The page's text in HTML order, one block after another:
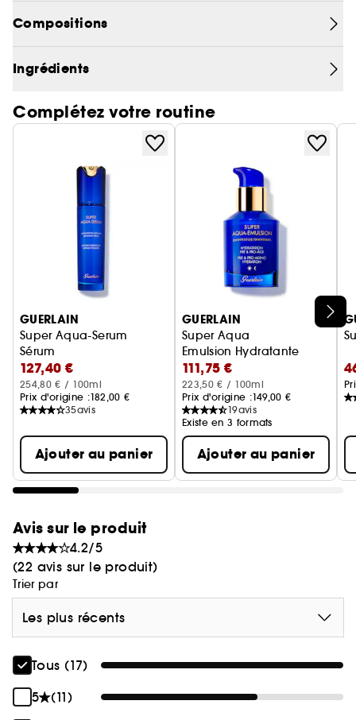
levure et Ruscus favorisant la microcirculation,
poches et cernes sont atténués. Le regard est
frais, éclatant et lisse.
Compositions
Ingrédients
Complétez votre routine
Ignorer le carrousel produits
GUERLAIN
Super Aqua-Serum
Sérum
127,40 €
254,80 € / 100ml
Prix d'origine :182,00 €
35avis
Ajouter au panier
GUERLAIN
Super Aqua
Emulsion Hydratante
111,75 €
223,50 € / 100ml
Prix d'origine :149,00 €
19avis
Existe en 3 formats
Ajouter au panier
Avis sur le produit
4.2/5
(22 avis sur le produit)
Trier par
Les plus récents
Tous (17)
5
(11)